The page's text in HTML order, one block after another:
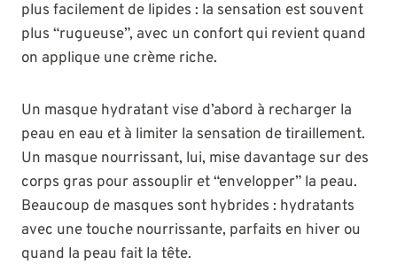
plus facilement de lipides : la sensation est souvent
plus “rugueuse”, avec un confort qui revient quand
on applique une crème riche.
Un masque hydratant vise d’abord à recharger la
peau en eau et à limiter la sensation de tiraillement.
Un masque nourrissant, lui, mise davantage sur des
corps gras pour assouplir et “envelopper” la peau.
Beaucoup de masques sont hybrides : hydratants
avec une touche nourrissante, parfaits en hiver ou
quand la peau fait la tête.